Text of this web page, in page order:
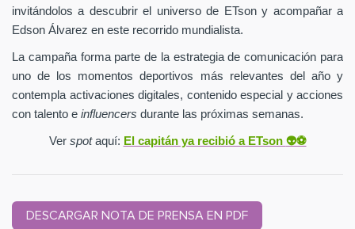
invitándolos a descubrir el universo de ETson y acompañar a
Edson Álvarez en este recorrido mundialista.
La campaña forma parte de la estrategia de comunicación para
uno de los momentos deportivos más relevantes del año y
contempla activaciones digitales, contenido especial y acciones
con talento e influencers durante las próximas semanas.
Ver spotaquí: El capitán ya recibió a ETson 👽⚽️
DESCARGAR NOTA DE PRENSA EN PDF